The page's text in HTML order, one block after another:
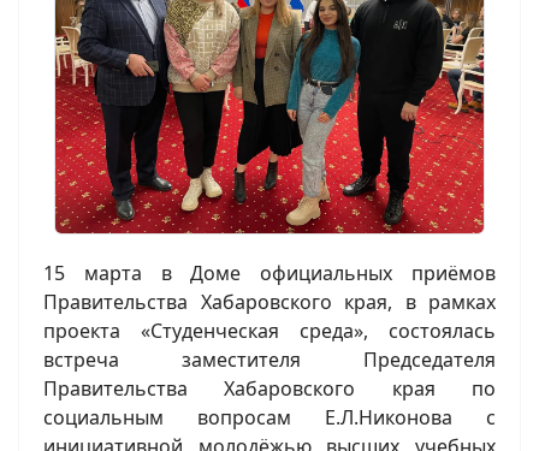
15 марта в Доме официальных приёмов
Правительства Хабаровского края, в рамках
проекта «Студенческая среда», состоялась
встреча заместителя Председателя
Правительства Хабаровского края по
социальным вопросам Е.Л.Никонова с